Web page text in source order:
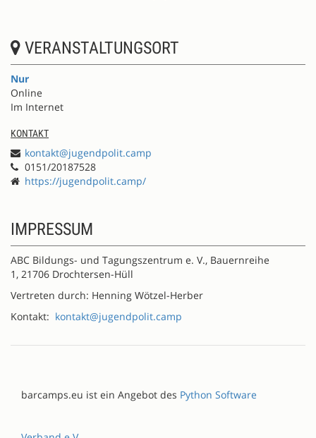
VERANSTALTUNGSORT
Nur
Online
Im Internet
KONTAKT
kontakt@jugendpolit.camp
0151/20187528
https://jugendpolit.camp/
IMPRESSUM
ABC Bildungs- und Tagungszentrum e. V., Bauernreihe
1, 21706 Drochtersen-Hüll
Vertreten durch: Henning Wötzel-Herber
Kontakt: kontakt@jugendpolit.camp
barcamps.eu ist ein Angebot des Python Software